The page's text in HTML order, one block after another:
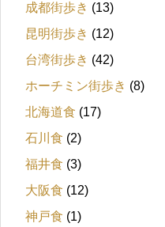
成都街歩き (13)
昆明街歩き (12)
台湾街歩き (42)
ホーチミン街歩き (8)
北海道食 (17)
石川食 (2)
福井食 (3)
大阪食 (12)
神戸食 (1)